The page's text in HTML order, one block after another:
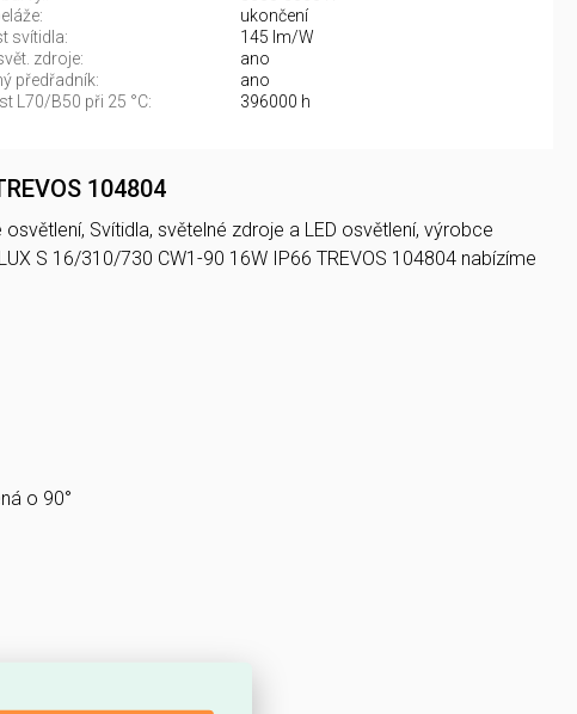
ukončení
svítidla:
145 lm/W
zdroje:
ano
předřadník:
ano
L70/B50 při 25 °C:
396000 h
104804
Svítidla, světelné zdroje a LED osvětlení, výrobce
S 16/310/730 CW1-90 16W IP66 TREVOS 104804 nabízíme
o 90°